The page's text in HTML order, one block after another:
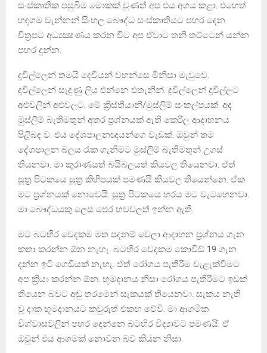
සංස්කෘතික පසුබිම මොකක් වුණත් අප එය අගය කළා. එහෙත්
හඳගම වැන්නන් සිංහල බෞද්ධ සංස්කෘතියට පහර දෙන
චිත්‍රපට අධ්‍යක්‍ෂණය කරන විට අප ඒවාට තනි තට්ටෙන් යන්න
පහර දුන්න.
දූවිල්ලෙන් තමයි දෙවියන් වහන්සෙ මිනිසා මැවුවෙ.
දූවිල්ලෙන් සැදුණු ලිය එන්නෙ එතැනින්. දූවිල්ලෙන් දූවිල්ලට
අළුවලින් අළුවලට. මේ ක්‍රිස්තියානි/මුස්ලිම් සංකල්පයක්. අද
මුස්ලිම් බැතිමතුන් අතර ප්‍රශ්නයක් ඇති කෙරිල ආදාහනය
පිළිබඳ ව. එය දේශපාලනඥයන්ගෙ වැඩක්. ඔවුන් තම
දේශපාලන බලය රැක ගැනීමට මුස්ලිම් බැතිමතුන් උගස්
තියනවා. මා කුරාණයත් බයිබලයත් කියවල තියෙනවා. ඒත්
සූත්‍ර පිටකයෙ සූත්‍ර කිහිපයක් පමණයි කියවල තියෙන්නෙ. ඒක
මට ප්‍රශ්නයක් නොවෙයි. සූත්‍ර පිටකයෙ හරය මට වැටහෙනවා.
මා බෞද්ධයකු ලෙස පෙර භවවලත් ඉන්න ඇති.
මට බටහිර වෙදකම මත පදනම් වෙලා ආදාහන ප්‍රශ්නය ගැන
කතා කරන්න ඕන නැහැ. බටහිර වෙදකම කොවිඩ් 19 ගැන
දන්න ඉටි ගෙඩියක් නැහැ. ඒත් රෝගය පැතිරීම වැළැක්වීමට
අප ක්‍රියා කරන්න ඕන. භූමදානය නිසා රෝගය පැතිරීමට ඉඩක්
තියෙන බවට අඩු තරමෙන් සැකයක් තියෙනවා. සැකය නැති
වූ දාක භූමදානයට කවුරුත් එකඟ වේවි. මා ආගමික
විශ්වාසවලින් පහර දෙන්නෙ බටහිර විද්‍යාවට පමණයි. ඒ
ඔවුන් එය ආගමක් නොවන බව කියන නිසා.